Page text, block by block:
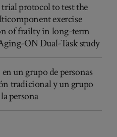
protocol to test the
exercise
of frailty in long-term
ON Dual-Task study
un grupo de personas
tradicional y un grupo
persona